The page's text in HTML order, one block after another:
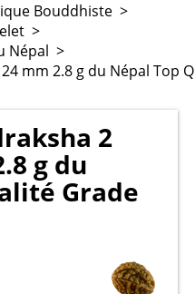
Bouddhiste >
>
Népal >
mm 2.8 g du Népal Top
2
g du
Grade